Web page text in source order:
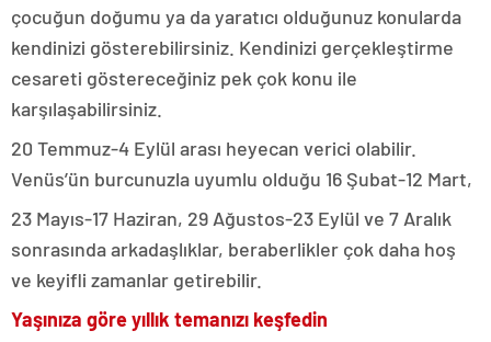
çocuğun doğumu ya da yaratıcı olduğunuz konularda
kendinizi gösterebilirsiniz. Kendinizi gerçekleştirme
cesareti göstereceğiniz pek çok konu ile
karşılaşabilirsiniz.
20 Temmuz-4 Eylül arası heyecan verici olabilir.
Venüs’ün burcunuzla uyumlu olduğu 16 Şubat-12 Mart,
23 Mayıs-17 Haziran, 29 Ağustos-23 Eylül ve 7 Aralık
sonrasında arkadaşlıklar, beraberlikler çok daha hoş
ve keyifli zamanlar getirebilir.
Yaşınıza göre yıllık temanızı keşfedin